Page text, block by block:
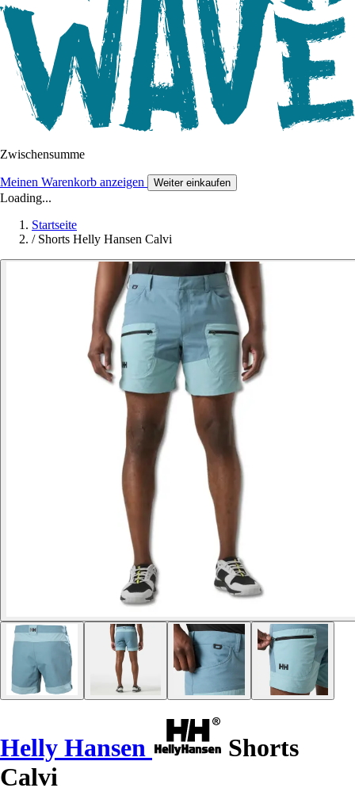
Zwischensumme
Meinen Warenkorb anzeigen Weiter einkaufen
Loading...
Startseite
/ Shorts Helly Hansen Calvi
Helly Hansen
Shorts
Calvi